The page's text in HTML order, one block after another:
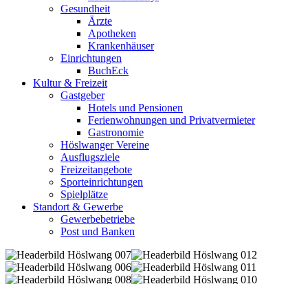
Gesundheit
Ärzte
Apotheken
Krankenhäuser
Einrichtungen
BuchEck
Kultur & Freizeit
Gastgeber
Hotels und Pensionen
Ferienwohnungen und Privatvermieter
Gastronomie
Höslwanger Vereine
Ausflugsziele
Freizeitangebote
Sporteinrichtungen
Spielplätze
Standort & Gewerbe
Gewerbebetriebe
Post und Banken